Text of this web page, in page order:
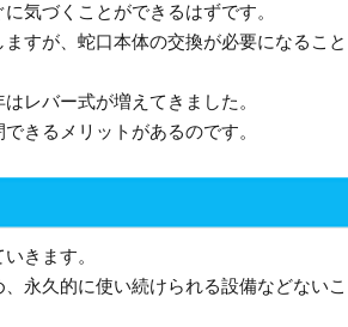
気づくことができるはずです。
すが、蛇口本体の交換が必要になること
レバー式が増えてきました。
きるメリットがあるのです。
きます。
永久的に使い続けられる設備などないこ